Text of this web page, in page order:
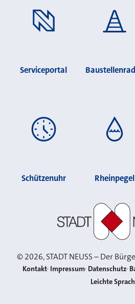
Serviceportal
Schützenuhr Rheinpegel
©2026, STADT NEUSS – Der
Kontakt Impressum Datenschutz
Leichte